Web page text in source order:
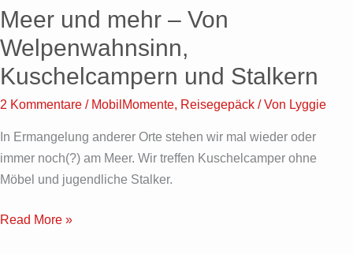
Meer und mehr – Von
Welpenwahnsinn,
Kuschelcampern und Stalkern
2 Kommentare / MobilMomente, Reisegepäck / Von Lyggie
In Ermangelung anderer Orte stehen wir mal wieder oder
immer noch(?) am Meer. Wir treffen Kuschelcamper ohne
Möbel und jugendliche Stalker.
mehr
–
Von
Welpenwahnsinn,
Kuschelcampern
Stalkern
Read More »